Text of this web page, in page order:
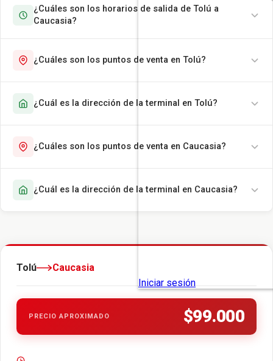
¿Cuáles son los horarios de salida de Tolú a
Caucasia?
¿Cuáles son los puntos de venta en Tolú?
¿Cuál es la dirección de la terminal en Tolú?
¿Cuáles son los puntos de venta en Caucasia?
¿Cuál es la dirección de la terminal en Caucasia?
Tolú Caucasia
PRECIO APROXIMADO $99.000